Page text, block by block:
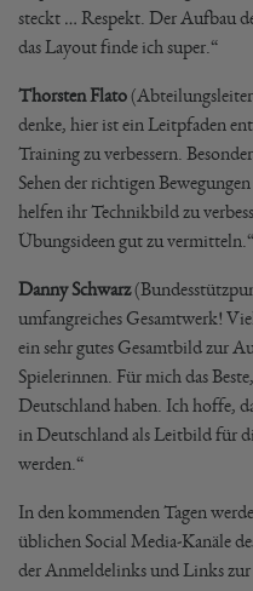
steckt … Respekt. Der Aufbau
das Layout finde ich super.“
Thorsten Flato
denke, hier ist ein Leitpfaden
Training zu verbessern.
Sehen der richtigen
helfen ihr Technikbild zu
Übungsideen gut zu vermitteln.“
Danny Schwarz
umfangreiches Gesamtwerk!
ein sehr gutes Gesamtbild zur
Spielerinnen. Für mich das
Deutschland haben. Ich hoffe,
in Deutschland als Leitbild für
werden.“
In den kommenden Tagen
üblichen Social Media-Kanäle
der Anmeldelinks und Links